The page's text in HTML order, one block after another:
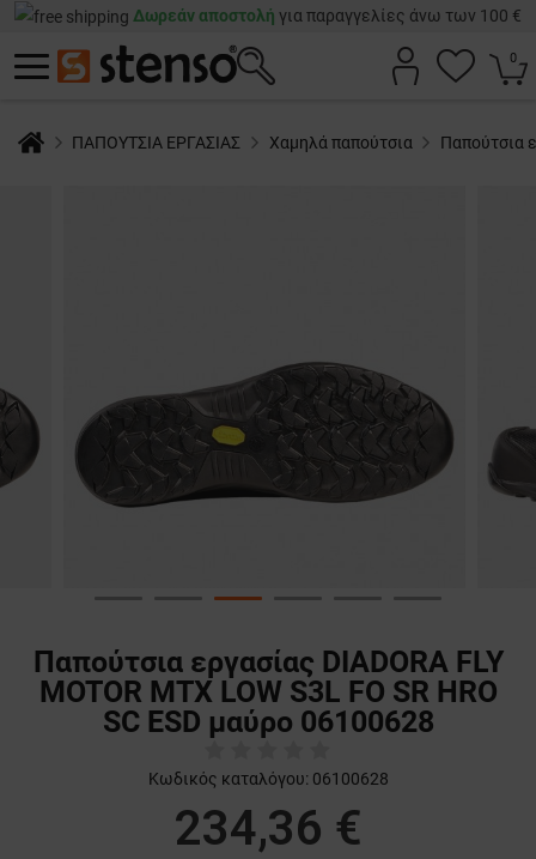
Δωρεάν αποστολή για παραγγελίες άνω των 100 €
0
ΠΑΠΟΥΤΣΙΑ ΕΡΓΑΣΙΑΣ Χαμηλά παπούτσια Παπούτσια
Παπούτσια εργασίας DIADORA FLY
MOTOR MTX LOW S3L FO SR HRO
SC ESD μαύρο 06100628
Κωδικός καταλόγου: 06100628
234,36 €